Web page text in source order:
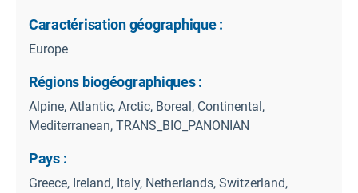
Caractérisation géographique :
Europe
Régions biogéographiques :
Alpine, Atlantic, Arctic, Boreal, Continental,
Mediterranean, TRANS_BIO_PANONIAN
Pays :
Greece, Ireland, Italy, Netherlands, Switzerland,